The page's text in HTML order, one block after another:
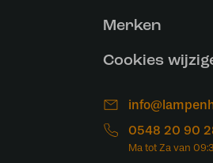
Merken
Cookies
0548 20 90